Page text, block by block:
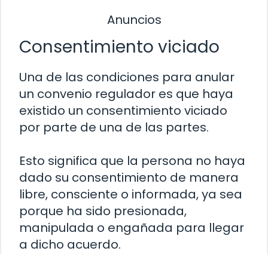
Anuncios
Consentimiento viciado
Una de las condiciones para anular
un convenio regulador es que haya
existido un consentimiento viciado
por parte de una de las partes.
Esto significa que la persona no haya
dado su consentimiento de manera
libre, consciente o informada, ya sea
porque ha sido presionada,
manipulada o engañada para llegar
a dicho acuerdo.